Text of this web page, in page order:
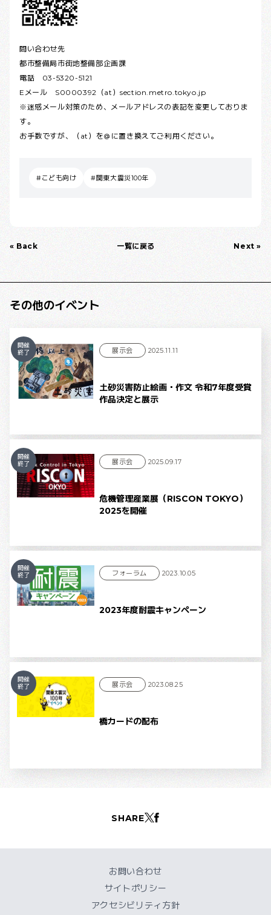
問い合わせ先
都市整備局市街地整備部企画課
電話 03-5320-5121
Eメール S0000392（at）section.metro.tokyo.jp
※迷惑メール対策のため、メールアドレスの表記を変更しておりま
す。
お手数ですが、（at）を＠に置き換えてご利用ください。
#こども向け #関東大震災100年
« Back 一覧に戻る Next »
その他のイベント
開催
終了
土砂災害防止絵画・作文 令和7年度受賞
作品決定と展示
展示会 2025.11.11
開催
終了
危機管理産業展（RISCON TOKYO）
2025を開催
展示会 2025.09.17
開催
終了
2023年度耐震キャンペーン
フォーラム 2023.10.05
開催
終了
橋カードの配布
展示会 2023.08.25
SHARE
お問い合わせ
サイトポリシー
アクセシビリティ方針